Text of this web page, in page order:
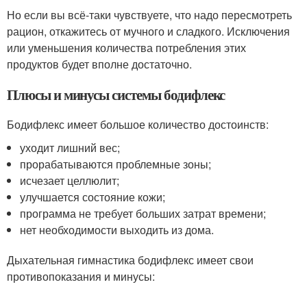
Но если вы всё-таки чувствуете, что надо пересмотреть
рацион, откажитесь от мучного и сладкого. Исключения
или уменьшения количества потребления этих
продуктов будет вполне достаточно.
Плюсы и минусы системы бодифлекс
Бодифлекс имеет большое количество достоинств:
уходит лишний вес;
прорабатываются проблемные зоны;
исчезает целлюлит;
улучшается состояние кожи;
программа не требует больших затрат времени;
нет необходимости выходить из дома.
Дыхательная гимнастика бодифлекс имеет свои
противопоказания и минусы: